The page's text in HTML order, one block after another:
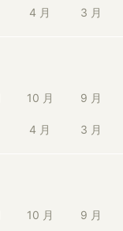
4 月 3 月
10 月 9 月
4 月 3 月
10 月 9 月